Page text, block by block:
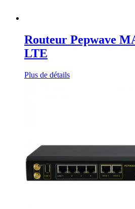
Routeur Pepwave
LTE
Plus de détails